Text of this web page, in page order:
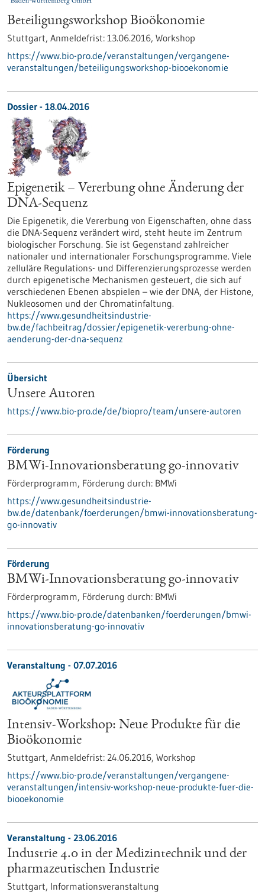
Beteiligungsworkshop Bioökonomie
Stuttgart, Anmeldefrist: 13.06.2016, Workshop
https://www.bio-pro.de/veranstaltungen/vergangene-
veranstaltungen/beteiligungsworkshop-biooekonomie
Dossier - 18.04.2016
Epigenetik – Vererbung ohne Änderung der
DNA-Sequenz
Die Epigenetik, die Vererbung von Eigenschaften, ohne dass
die DNA-Sequenz verändert wird, steht heute im Zentrum
biologischer Forschung. Sie ist Gegenstand zahlreicher
nationaler und internationaler Forschungsprogramme. Viele
zelluläre Regulations- und Differenzierungsprozesse werden
durch epigenetische Mechanismen gesteuert, die sich auf
verschiedenen Ebenen abspielen – wie der DNA, der Histone,
Nukleosomen und der Chromatinfaltung.
https://www.gesundheitsindustrie-
bw.de/fachbeitrag/dossier/epigenetik-vererbung-ohne-
aenderung-der-dna-sequenz
Übersicht
Unsere Autoren
https://www.bio-pro.de/de/biopro/team/unsere-autoren
Förderung
BMWi-Innovationsberatung go-innovativ
Förderprogramm, Förderung durch: BMWi
https://www.gesundheitsindustrie-
bw.de/datenbank/foerderungen/bmwi-innovationsberatung-
go-innovativ
Förderung
BMWi-Innovationsberatung go-innovativ
Förderprogramm, Förderung durch: BMWi
https://www.bio-pro.de/datenbanken/foerderungen/bmwi-
innovationsberatung-go-innovativ
Veranstaltung - 07.07.2016
Intensiv-Workshop: Neue Produkte für die
Bioökonomie
Stuttgart, Anmeldefrist: 24.06.2016, Workshop
https://www.bio-pro.de/veranstaltungen/vergangene-
veranstaltungen/intensiv-workshop-neue-produkte-fuer-die-
biooekonomie
Veranstaltung - 23.06.2016
Industrie 4.0 in der Medizintechnik und der
pharmazeutischen Industrie
Stuttgart, Informationsveranstaltung